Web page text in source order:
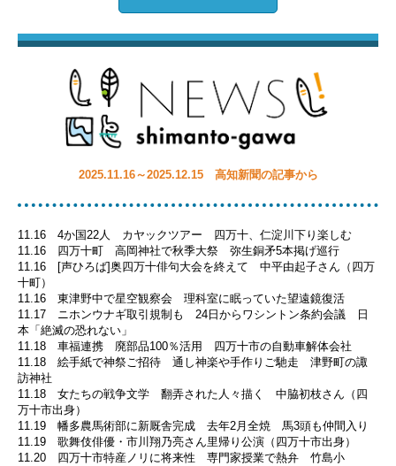
2025.11.16～2025.12.15 高知新聞の記事から
11.16 4か国22人 カヤックツアー 四万十、仁淀川下り楽しむ
11.16 四万十町 高岡神社で秋季大祭 弥生銅矛5本掲げ巡行
11.16 [声ひろば]奥四万十俳句大会を終えて 中平由起子さん（四万
十町）
11.16 東津野中で星空観察会 理科室に眠っていた望遠鏡復活
11.17 ニホンウナギ取引規制も 24日からワシントン条約会議 日
本「絶滅の恐れない」
11.18 車福連携 廃部品100％活用 四万十市の自動車解体会社
11.18 絵手紙で神祭ご招待 通し神楽や手作りご馳走 津野町の諏
訪神社
11.18 女たちの戦争文学 翻弄された人々描く 中脇初枝さん（四
万十市出身）
11.19 幡多農馬術部に新厩舎完成 去年2月全焼 馬3頭も仲間入り
11.19 歌舞伎俳優・市川翔乃亮さん里帰り公演（四万十市出身）
11.20 四万十市特産ノリに将来性 専門家授業で熱弁 竹島小